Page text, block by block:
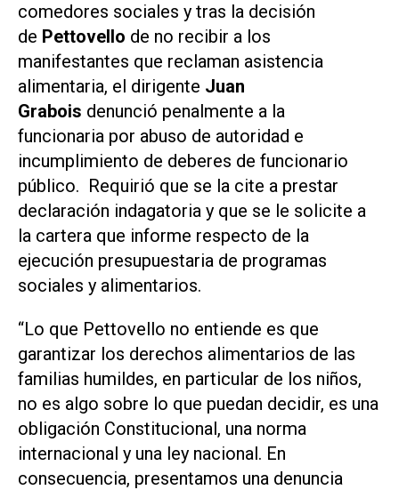
comedores sociales y tras la decisión
de Pettovello de no recibir a los
manifestantes que reclaman asistencia
alimentaria, el dirigente Juan
Grabois denunció penalmente a la
funcionaria por abuso de autoridad e
incumplimiento de deberes de funcionario
público. Requirió que se la cite a prestar
declaración indagatoria y que se le solicite a
la cartera que informe respecto de la
ejecución presupuestaria de programas
sociales y alimentarios.
“Lo que Pettovello no entiende es que
garantizar los derechos alimentarios de las
familias humildes, en particular de los niños,
no es algo sobre lo que puedan decidir, es una
obligación Constitucional, una norma
internacional y una ley nacional. En
consecuencia, presentamos una denuncia